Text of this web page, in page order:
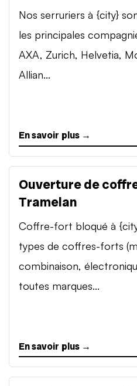
Nos serruriers à {city}
les principales
AXA, Zurich, Helvetia,
Allian...
En savoir plus →
Ouverture de
Tramelan
Coffre-fort bloqué à
types de coffres-forts
combinaison,
toutes marques...
En savoir plus →